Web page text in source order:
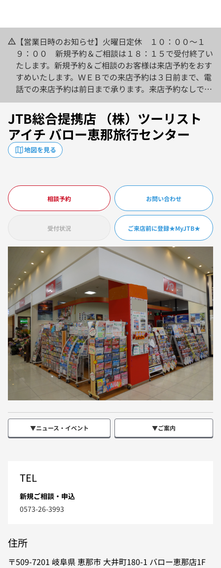
【営業日時のお知らせ】火曜日定休 １０：００～１
９：００ 新規予約＆ご相談は１８：１５で受付終了い
たします。新規予約＆ご相談のお客様は来店予約をおす
すめいたします。ＷＥＢでの来店予約は３日前まで、電
話での来店予約は前日まで承ります。来店予約なしでご
来店の場合は待ち時間が必要となる可能性がございま
す。
JTB総合提携店 （株）ツーリスト
アイチ バロー恵那旅行センター
地図を見る
相談予約 お問い合わせ
受付状況 ご来店前に登録★MyJTB★
▼ニュース・イベント ▼ご案内
TEL
新規ご相談・申込
0573-26-3993
住所
509-7201 岐阜県 恵那市 大井町180-1 バロー恵那店1F